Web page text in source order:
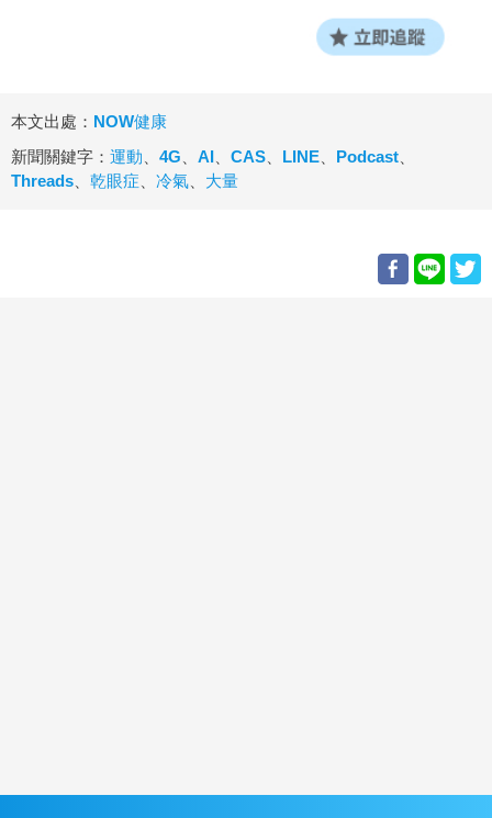
本文出處： NOW健康
新聞關鍵字： 運動 4G AI CAS LINE Podcast
Threads
乾眼症 冷氣 大量